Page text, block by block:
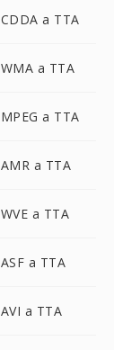
CDDA a TTA
WMA a TTA
MPEG a TTA
AMR a TTA
WVE a TTA
ASF a TTA
AVI a TTA